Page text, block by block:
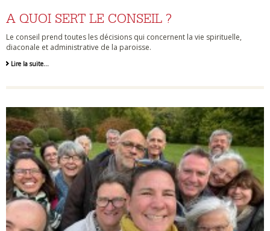
A QUOI SERT LE CONSEIL ?
Le conseil prend toutes les décisions qui concernent la vie spirituelle,
diaconale et administrative de la paroisse.
Lire la suite…